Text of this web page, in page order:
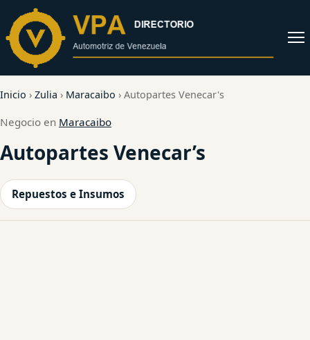
contenido
Abrir
Inicio › Zulia › Maracaibo › Autopartes Venecar's
Negocio en Maracaibo
Autopartes Venecar’s
Repuestos e Insumos